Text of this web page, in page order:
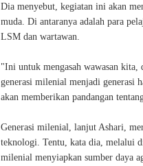
Dia menyebut, kegiatan ini akan
muda. Di antaranya adalah para
LSM dan wartawan.
"Ini untuk mengasah wawasan
generasi milenial menjadi generasi
akan memberikan pandangan
Generasi milenial, lanjut Ashari,
teknologi. Tentu, kata dia, melalui
milenial menyiapkan sumber daya